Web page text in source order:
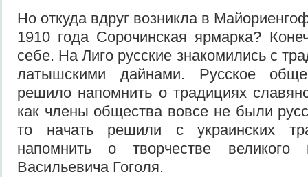
Но откуда вдруг возникла в
1910 года Сорочинская ярмарка?
себе. На Лиго русские знакомились с
латышскими дайнами. Русское
решило напомнить о традициях
как члены общества вовсе не были
то начать решили с украинских
напомнить о творчестве великого
Васильевича Гоголя.